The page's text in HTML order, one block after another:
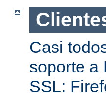
Casi
soporte a
SSL: